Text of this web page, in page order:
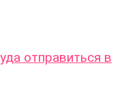
отправиться в